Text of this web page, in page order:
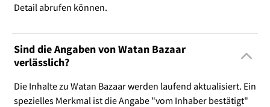
Detail abrufen können.
Sind die Angaben von Watan Bazaar
verlässlich?
Die Inhalte zu Watan Bazaar werden laufend aktualisiert. Ein
spezielles Merkmal ist die Angabe "vom Inhaber bestätigt"